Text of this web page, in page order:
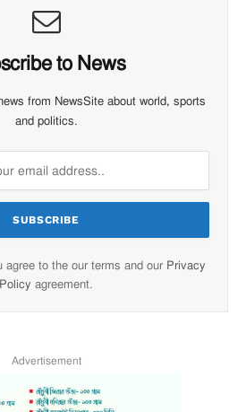
to News
from NewsSite about world, sports
and politics.
agree to the our terms and our Privacy
Policy agreement.
Advertisement